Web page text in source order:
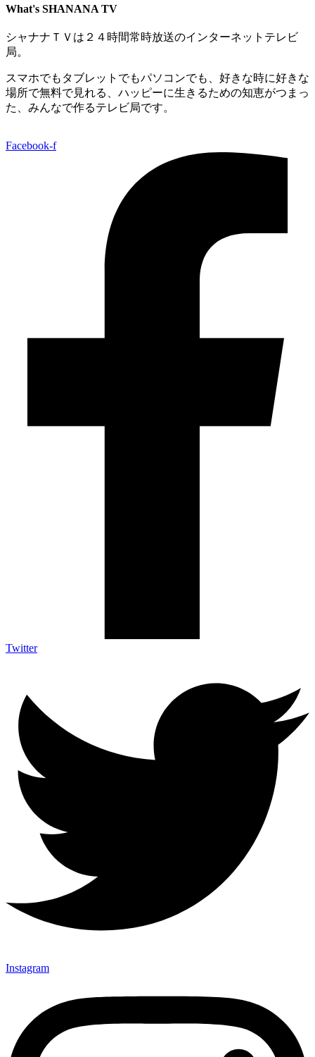
What's SHANANA TV
シャナナＴＶは２４時間常時放送のインターネットテレビ
局。
スマホでもタブレットでもパソコンでも、好きな時に好きな
場所で無料で見れる、 ハッピーに生きるための知恵がつまっ
た、みんなで作るテレビ局です。
Facebook-f
Twitter
Instagram